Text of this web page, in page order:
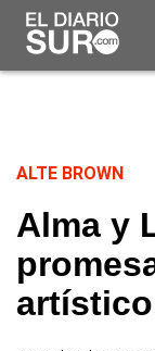
ALTE BROWN
Alma y